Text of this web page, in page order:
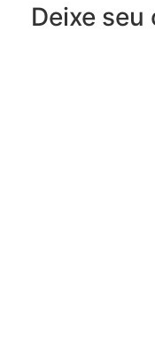
Deixe